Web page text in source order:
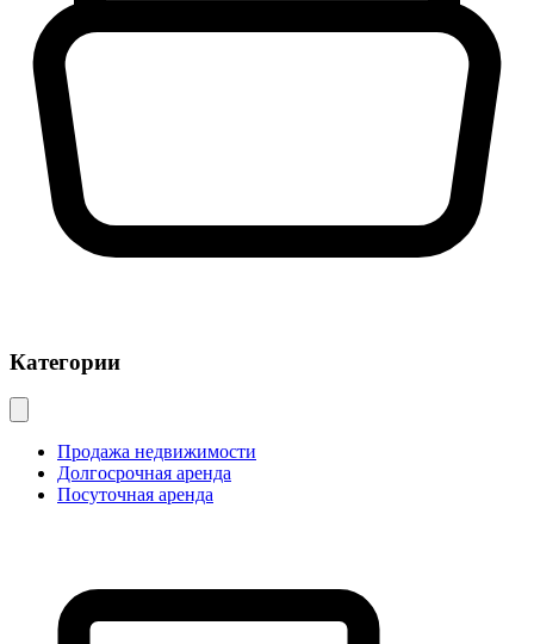
Категории
Продажа недвижимости
Долгосрочная аренда
Посуточная аренда